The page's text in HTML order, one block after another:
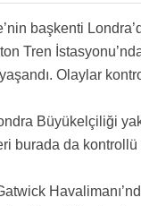
başkenti
Tren
Olaylar
Büyükelçiliği
burada da